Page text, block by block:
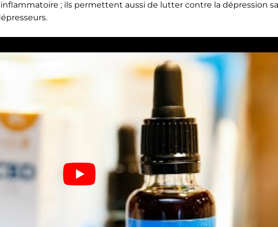
; ils permettent aussi de lutter contre la dépression